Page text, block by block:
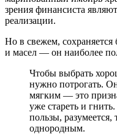
зрения финансиста
реализации.
Но в свежем,
и масел — он наиболее
Чтобы выбрать
нужно потрогать.
мягким — это
уже стареть и
пользы,
однородным.